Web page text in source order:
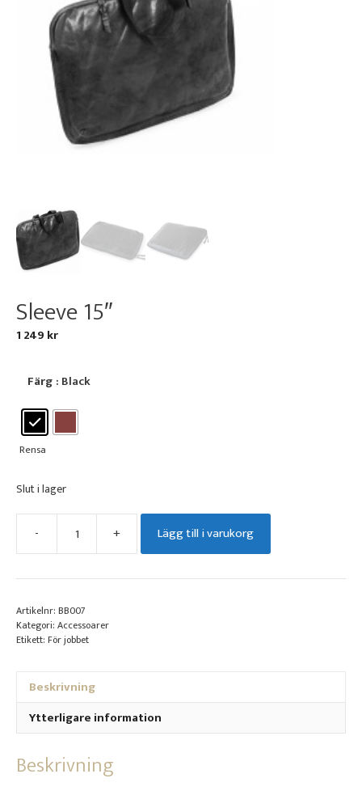
Sleeve 15″
1 249 kr
Färg : Black
Rensa
Slut i lager
-
Sleeve
15"
mängd
+ Lägg till i varukorg
Artikelnr: BB007
Kategori: Accessoarer
Etikett: För jobbet
Beskrivning
Ytterligare information
Beskrivning